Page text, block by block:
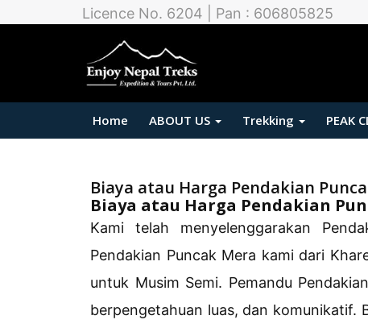
Licence No. 6204 | Pan : 606805825
Home ABOUT US Trekking PEAK
Biaya atau Harga Pendakian
Biaya atau Harga Pendakian
Kami telah menyelenggarakan
Pendakian Puncak Mera kami dari
untuk Musim Semi. Pemandu
berpengetahuan luas, dan komunikatif.